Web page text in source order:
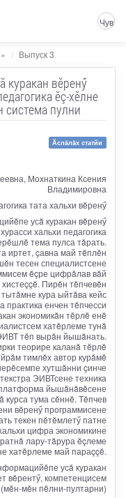
Чув
Выпуск 3
куракан вĕренӳ
ĕç-хĕлне
система пулни
Ăслăлăх статйи
Мохнаткина Ксения
Владимировна
тата хальхи вĕренӳ
усă куракан вĕренӳ
хальхи педагогика
тема пулса тăрать.
иртет, çавна май тĕплĕн
тесен специалистсене
ĕçре цифрăлав вăй
Пирĕн тĕпчевĕн
кура ыйтăва кейс
практика енчен тĕпчесси
экономикăн тĕрлĕ енĕ
хатĕрлеме тунă
тĕп вырăн йышăнать.
теорире каланă тĕрлĕ
тимлĕх автор курăмĕ
хутшăнни çинче
ЭИВТсене техника
йышăнăвĕсене
курса тума сĕннĕ. Тĕпчев
вĕренӳ программисене
текен пĕтĕмлетӳ патне
цифра экономикине
лару-тăрура ĕçлеме
хатĕрлеме май параççĕ.
усă куракан
вĕрентӳ, компетенцисем
(мĕн-мĕн пĕлни-пултарни)